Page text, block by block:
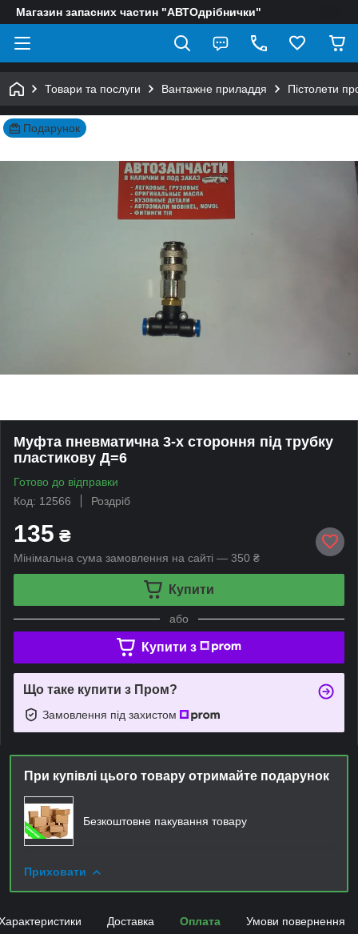
Магазин запасних частин "АВТОдрібнички"
Товари та послуги Вантажне приладдя Пістолети
Подарунок
Муфта пневматична 3-х стороння під трубку
пластикову Д=6
Готово до відправки
Код: 12566
Роздріб
135 ₴
Мінімальна сума замовлення на сайті — 350 ₴
Купити
або
Купити з
Що таке купити з Пром?
Замовлення під захистом
При купівлі цього товару отримайте подарунок
Безкоштовне пакування товару
Приховати
Доставка Оплата Умови повернення